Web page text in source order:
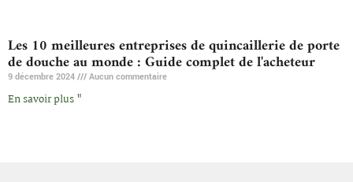
Les 10 meilleures entreprises de quincaillerie de porte
de douche au monde : Guide complet de l'acheteur
9 décembre 2024 Aucun commentaire
En savoir plus "